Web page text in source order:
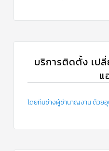
บริการติดตั้ง เป
แ
โดยทีมช่างผู้ชำนาญงาน ด้ว